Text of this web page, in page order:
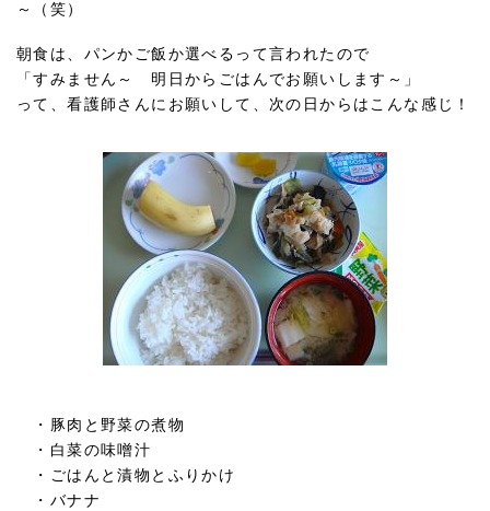
～（笑）
朝食は、パンかご飯か選べるって言われたので
「すみません～ 明日からごはんでお願いします～」
って、看護師さんにお願いして、次の日からはこんな感じ！
・豚肉と野菜の煮物
・白菜の味噌汁
・ごはんと漬物とふりかけ
・バナナ